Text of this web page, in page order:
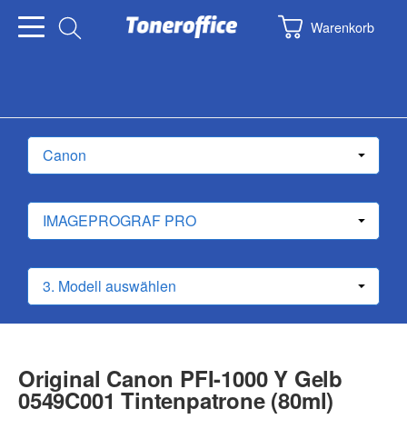
Warenkorb
Original Canon PFI-1000 Y Gelb
0549C001 Tintenpatrone (80ml)